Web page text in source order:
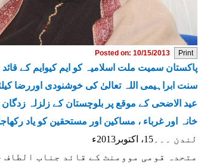
Posted on: 10/15/2013
پاکستان سمیت ملت اسلامیہ کو ایم کیوایم کے
سنت ابراہیمی اللہ تعالیٰ کی خوشنودی اوررضا
عید الاضحی کے موقع پر بلوچستان کے زلزلہ
خانہ اور غرباء ، مساکین اور مستحقین کو یاد
لندن ۔۔۔15، اکتوبر2013ء
متحدہ قومی موومنٹ کے قائد جناب الطاف